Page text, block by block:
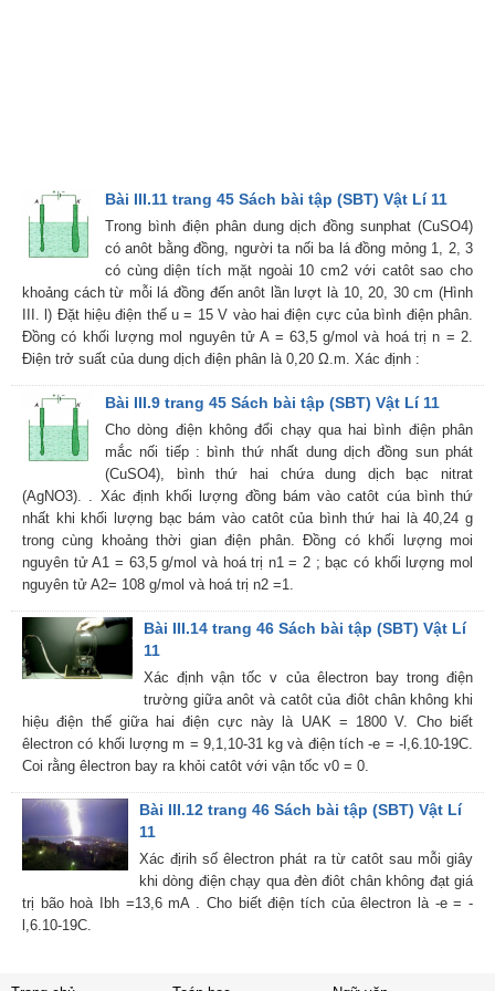
Bài III.11 trang 45 Sách bài tập (SBT) Vật Lí 11
Trong bình điện phân dung dịch đồng sunphat (CuSO4)
có anôt bằng đồng, người ta nối ba lá đồng mỏng 1, 2, 3
có cùng diện tích mặt ngoài 10 cm2 với catôt sao cho
khoảng cách từ mỗi lá đồng đến anôt lần lượt là 10, 20, 30 cm (Hình
III. l) Đặt hiệu điện thế u = 15 V vào hai điện cực của bình điện phân.
Đồng có khối lượng mol nguyên tử A = 63,5 g/mol và hoá trị n = 2.
Điện trở suất của dung dịch điện phân là 0,20 Ω.m. Xác định :
Bài III.9 trang 45 Sách bài tập (SBT) Vật Lí 11
Cho dòng điện không đổi chạy qua hai bình điện phân
mắc nối tiếp : bình thứ nhất dung dịch đồng sun phát
(CuSO4), bình thứ hai chứa dung dịch bạc nitrat
(AgNO3). . Xác định khối lượng đồng bám vào catôt cúa bình thứ
nhất khi khối lượng bạc bám vào catôt của bình thứ hai là 40,24 g
trong cùng khoảng thời gian điện phân. Đồng có khối lượng moi
nguyên tử A1 = 63,5 g/mol và hoá trị n1 = 2 ; bạc có khối lượng mol
nguyên tử A2= 108 g/mol và hoá trị n2 =1.
Bài III.14 trang 46 Sách bài tập (SBT) Vật Lí
11
Xác định vận tốc v của êlectron bay trong điện
trường giữa anôt và catôt của điôt chân không khi
hiệu điện thế giữa hai điện cực này là UAK = 1800 V. Cho biết
êlectron có khối lượng m = 9,1,10-31 kg và điện tích -e = -l,6.10-19C.
Coi rằng êlectron bay ra khỏi catôt với vận tốc v0 = 0.
Bài III.12 trang 46 Sách bài tập (SBT) Vật Lí
11
Xác địrih số êlectron phát ra từ catôt sau mỗi giây
khi dòng điện chạy qua đèn điôt chân không đạt giá
trị bão hoà Ibh =13,6 mA . Cho biết điện tích của êlectron là -e = -
l,6.10-19C.